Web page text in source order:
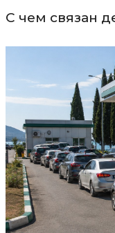
С чем связан